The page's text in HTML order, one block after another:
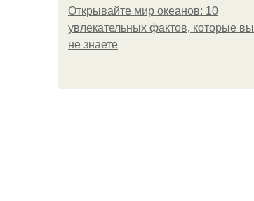
Открывайте мир океанов: 10
увлекательных фактов, которые вы
не знаете